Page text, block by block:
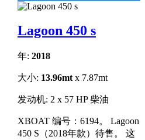
Lagoon 450 s
年: 2018
大小: 13.96mt x 7.87mt
发动机: 2 x 57 HP 柴油
XBOAT 编号：6194。 Lagoon
450 S（2018年款）待售。 这